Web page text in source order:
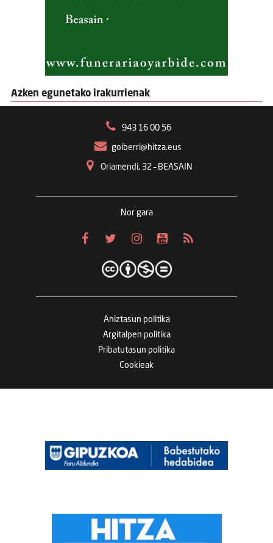
Azken egunetako irakurrienak
943 16 00 56
goiberri@hitza.eus
Oriamendi, 32 – BEASAIN
Nor gara
Aniztasun politika
Argitalpen politika
Pribatutasun politika
Cookieak